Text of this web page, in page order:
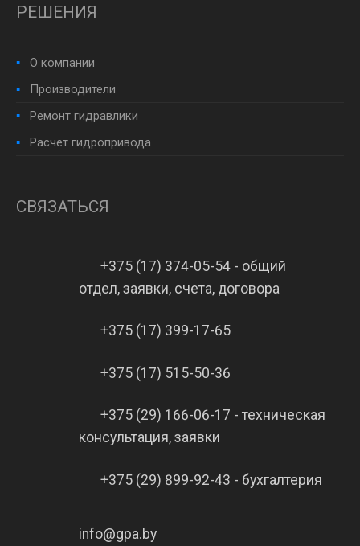
РЕШЕНИЯ
О компании
Производители
Ремонт гидравлики
Расчет гидропривода
СВЯЗАТЬСЯ
+375 (17) 374-05-54 - общий
отдел, заявки, счета, договора
+375 (17) 399-17-65
+375 (17) 515-50-36
+375 (29) 166-06-17 - техническая
консультация, заявки
+375 (29) 899-92-43 - бухгалтерия
info@gpa.by